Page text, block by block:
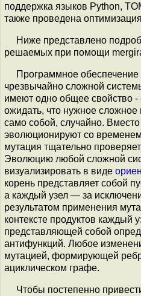
поддержка языков Python,
также проведена
Ниже представлено
решаемых при помощи
Программное
чрезвычайно сложной
имеют одно общее свойство -
ожидать, что нужное сложное
само собой, случайно.
эволюционируют со
мутация тщательно
Эволюцию любой сложной
визуализировать в виде
корень представляет собой
а каждый узел — за
результатом применения
контексте продуктов каждый
представляющей собой
антифункций. Любое
мутацией, формирующей
ациклическом графе.
Чтобы постепенно